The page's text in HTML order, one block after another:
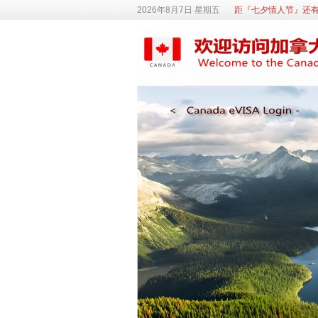
2026年8月7日 星期五 距『七夕情人节』还